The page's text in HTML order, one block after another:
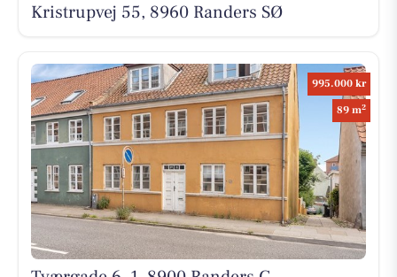
Kristrupvej 55, 8960 Randers SØ
995.000 kr
89 m2